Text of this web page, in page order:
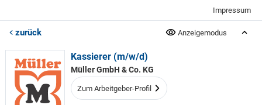
Impressum
zurück Anzeigemodus
Kassierer (m/w/d)
Müller GmbH & Co. KG
Zum Arbeitgeber-Profil